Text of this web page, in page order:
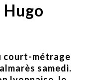
Hugo
court-métrage
samedi.